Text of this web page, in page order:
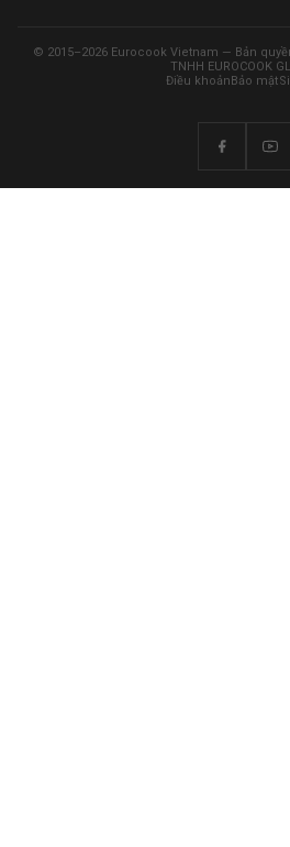
© 2015–2026 Eurocook Vietnam — Bản
TNHH EUROCOOK
Điều khoản Bảo mật